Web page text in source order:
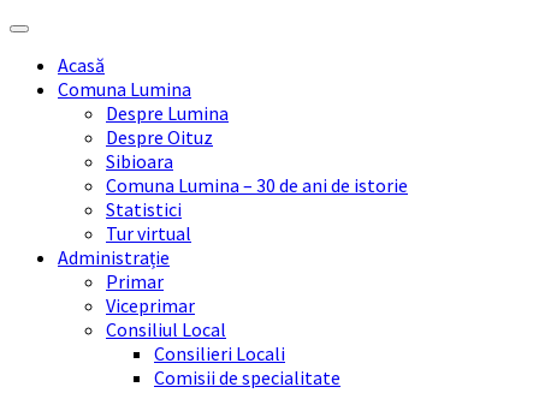
Skip
content
Skip
sidebar
Skip
right
sidebar
Skip
footerAcasă
Comuna Lumina
Despre Lumina
Despre Oituz
Sibioara
Comuna Lumina – 30 de ani de istorie
Statistici
Tur virtual
Administrație
Primar
Viceprimar
Consiliul Local
Consilieri Locali
Comisii de specialitate